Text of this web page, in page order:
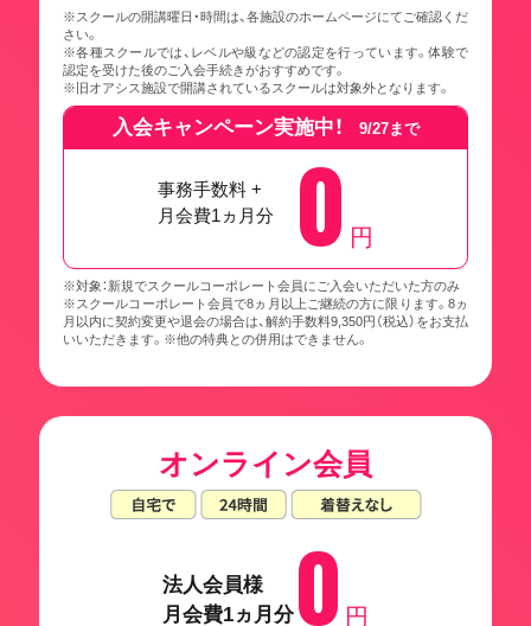
※スクールの開講曜日・時間は、各施設のホームページにてご確認くだ
さい。
※各種スクールでは、レベルや級などの認定を行っています。体験で
認定を受けた後のご入会手続きがおすすめです。
※旧オアシス施設で開講されているスクールは対象外となります。
入会キャンペーン実施中！ 9/27まで
事務手数料 +
月会費1ヵ月分
0 円
※対象：新規でスクールコーポレート会員にご入会いただいた方のみ
※スクールコーポレート会員で8ヵ月以上ご継続の方に限ります。8ヵ
月以内に契約変更や退会の場合は、解約手数料9,350円（税込）をお支払
いいただきます。※他の特典との併用はできません。
オンライン会員
法人会員様
月会費1ヵ月分0 円